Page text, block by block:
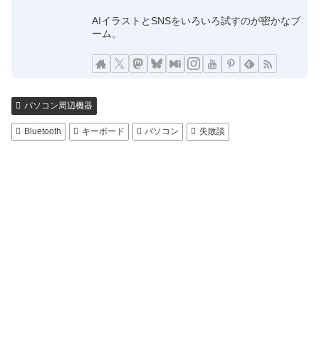
AIイラストとSNSをいろいろ試すのが密かなブ
ーム。
パソコン周辺機器
Bluetooth キーボード パソコン 失敗談